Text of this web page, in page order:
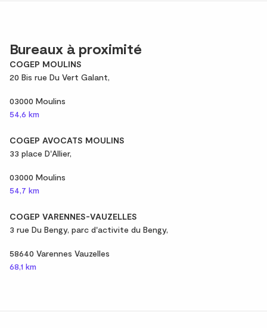
Bureaux à proximité
COGEP MOULINS
20 Bis rue Du Vert Galant,
03000 Moulins
54,6 km
COGEP AVOCATS MOULINS
33 place D'Allier,
03000 Moulins
54,7 km
COGEP VARENNES-VAUZELLES
3 rue Du Bengy, parc d'activite du Bengy,
58640 Varennes Vauzelles
68,1 km